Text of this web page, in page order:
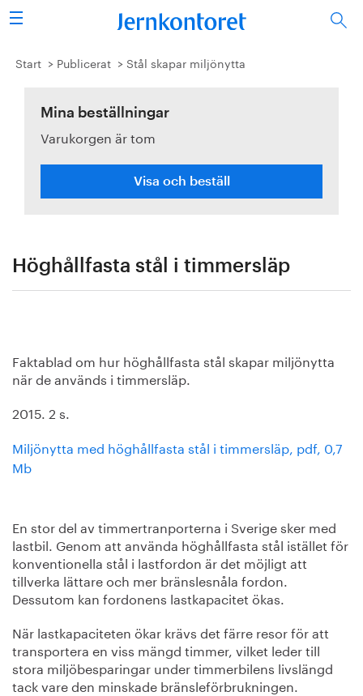
Sök
Stålindustrin
Vision 2050
Forskning/utbildning
Publicerat
Start Publicerat Stål skapar miljönytta
Mina beställningar
Varukorgen är tom
Visa och beställ
Höghållfasta stål i timmersläp
Faktablad om hur höghållfasta stål skapar miljönytta
när de används i timmersläp.
2015. 2 s.
Miljönytta med höghållfasta stål i timmersläp, pdf, 0,7
Mb
En stor del av timmertranporterna i Sverige sker med
lastbil. Genom att använda höghållfasta stål istället för
konventionella stål i lastfordon är det möjligt att
tillverka lättare och mer bränslesnåla fordon.
Dessutom kan fordonens lastkapacitet ökas.
När lastkapaciteten ökar krävs det färre resor för att
transportera en viss mängd timmer, vilket leder till
stora miljöbesparingar under timmerbilens livslängd
tack vare den minskade bränsleförbrukningen.